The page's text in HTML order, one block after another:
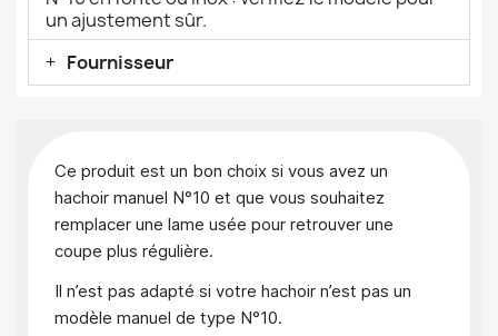
un ajustement sûr.
Fournisseur
Ce produit est un bon choix si vous avez un
hachoir manuel N°10 et que vous souhaitez
remplacer une lame usée pour retrouver une
coupe plus régulière.
Il n’est pas adapté si votre hachoir n’est pas un
modèle manuel de type N°10.